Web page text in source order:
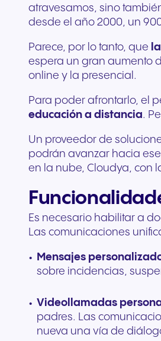
atravesamos, sino
desde el año 2000, un
Parece, por lo tanto, que
espera un gran aumento
online y la presencial.
Para poder afrontarlo, el
educación a distancia.
Un proveedor de
podrán avanzar hacia
en la nube, Cloudya, con
Es necesario habilitar a
Las comunicaciones
Mensajes
sobre incidencias,
Videollamadas
padres. Las
nueva una vía de